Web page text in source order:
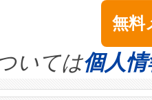
ば、6,000万
率性は、フェ
タセンターが
a
for AI
battery
実現すること
ードでは、
でき、これ
無料
いては個人